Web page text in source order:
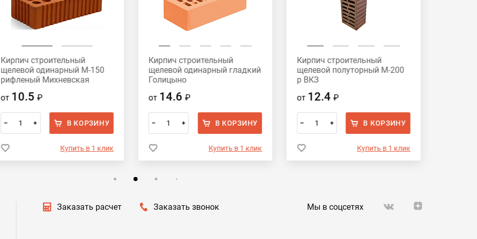
Кирпич строительный
щелевой одинарный М-150
рифленый Михневская
от 10.5 ₽
– + В КОРЗИНУ
Купить в 1 клик
Кирпич строительный
щелевой одинарный гладкий
Голицыно
от 14.6₽
– + В КОРЗИНУ
Купить в 1 клик
Кирпич строительный
щелевой полуторный М-200
р ВКЗ
от 12.4₽
– + В КОРЗИНУ
Купить в 1 клик
Заказать расчет Заказать звонок Мы в соцсетях